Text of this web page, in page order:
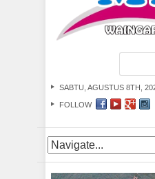
SABTU, AGUSTUS 8TH,
FOLLOW